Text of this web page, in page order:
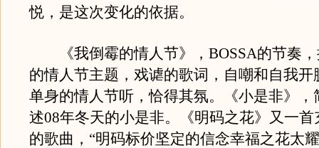
悦，是这次变化的依据。
《我倒霉的情人节》，BOSSA的节奏，
的情人节主题，戏谑的歌词，自嘲和自我开
单身的情人节听，恰得其氛。《小是非》，
述08年冬天的小是非。《明码之花》又一
的歌曲，“明码标价坚定的信念幸福之花太